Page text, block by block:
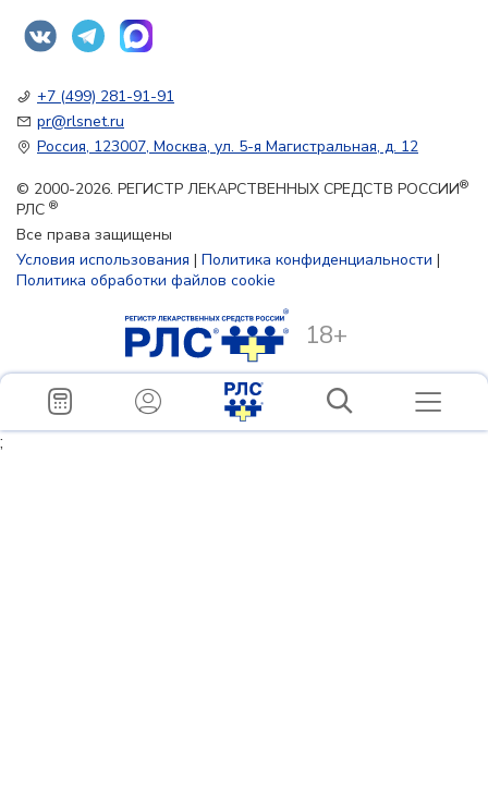
+7 (499) 281-91-91
pr@rlsnet.ru
Россия, 123007, Москва, ул. 5-я Магистральная, д. 12
© 2000-2026. РЕГИСТР ЛЕКАРСТВЕННЫХ СРЕДСТВ РОССИИ®
РЛС ®
Все права защищены
Условия использования | Политика конфиденциальности |
Политика обработки файлов cookie
18+
;